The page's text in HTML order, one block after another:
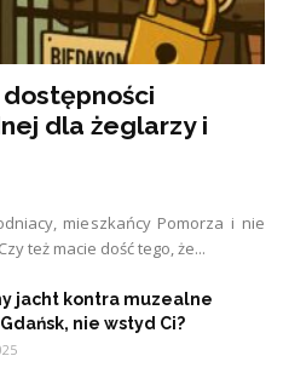
dla żeglarzy i
mieszkańcy Pomorza i nie
też macie dość tego, że...
jacht kontra muzealne
nie wstyd Ci?